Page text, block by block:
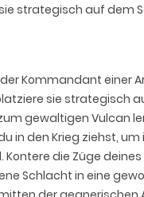
strategisch auf dem
Kommandant einer
sie strategisch
gewaltigen Vulcan
in den Krieg ziehst,
die Züge
Schlacht in eine